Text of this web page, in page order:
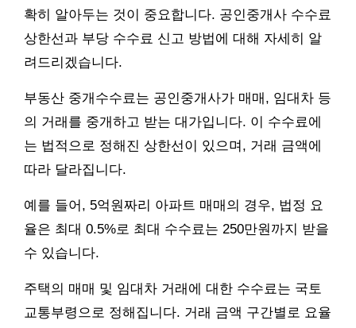
확히 알아두는 것이 중요합니다. 공인중개사 수수료
상한선과 부당 수수료 신고 방법에 대해 자세히 알
려드리겠습니다.
부동산 중개수수료는 공인중개사가 매매, 임대차 등
의 거래를 중개하고 받는 대가입니다. 이 수수료에
는 법적으로 정해진 상한선이 있으며, 거래 금액에
따라 달라집니다.
예를 들어, 5억원짜리 아파트 매매의 경우, 법정 요
율은 최대 0.5%로 최대 수수료는 250만원까지 받을
수 있습니다.
주택의 매매 및 임대차 거래에 대한 수수료는 국토
교통부령으로 정해집니다. 거래 금액 구간별로 요율